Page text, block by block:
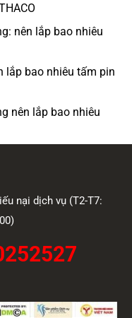
nên lắp bao nhiêu
lắp bao nhiêu tấm pin
nên lắp bao nhiêu
nại dịch vụ (T2-T7: